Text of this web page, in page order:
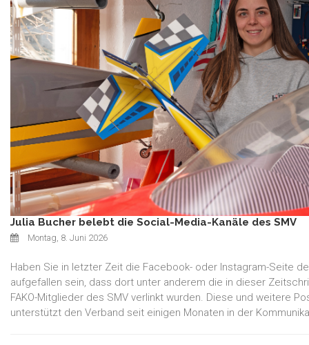
Julia Bucher belebt die Social-Media-Kanäle des SMV
Montag, 8. Juni 2026
Haben Sie in letzter Zeit die Facebook- oder Instagram-Seite
aufgefallen sein, dass dort unter anderem die in dieser
FAKO-Mitglieder des SMV verlinkt wurden. Diese und weitere
unterstützt den Verband seit einigen Monaten in der